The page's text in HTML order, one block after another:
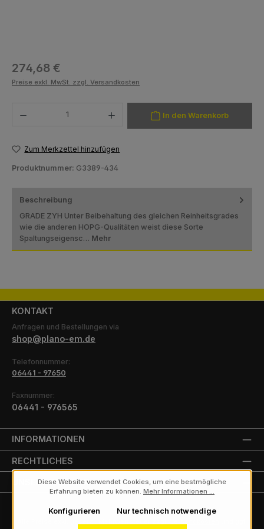
Regulärer Preis:
274,68 €
Preise exkl. MwSt. zzgl. Versandkosten
In den Warenkorb
Zum Merkzettel hinzufügen
Produktnummer: G3389-434
Beschreibung
GRADE ZYH Unter Beibehaltung des gleichen Reinheitsgrades
wie die anderen HOPG-Qualitäten weist diese Sorte
Spaltungseigensc… Mehr
KONTAKT
Anfragen und Bestellungen via
shop@plano-em.de
Telefonnummer:
06441 - 97650
Faxnummer:
06441 - 976565
INFORMATIONEN
RECHTLICHES
UNSERE PARTNER
Diese Website verwendet Cookies, um eine bestmögliche
Erfahrung bieten zu können. Mehr Informationen ...
Nur technisch notwendige
Konfigurieren